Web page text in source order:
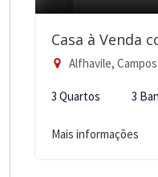
Casa à Venda
Alfhavile,
3 Quartos 3
Mais informações